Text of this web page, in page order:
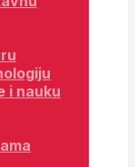
i nauku